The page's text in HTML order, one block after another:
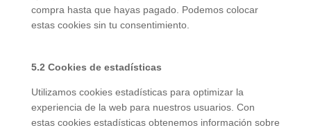
compra hasta que hayas pagado. Podemos colocar
estas cookies sin tu consentimiento.
5.2 Cookies de estadísticas
Utilizamos cookies estadísticas para optimizar la
experiencia de la web para nuestros usuarios. Con
estas cookies estadísticas obtenemos información sobre